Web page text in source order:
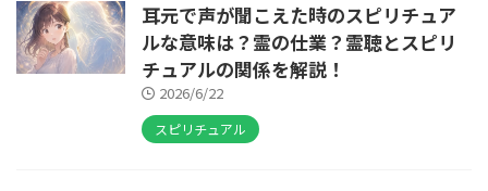
耳元で声が聞こえた時のスピリチュア
ルな意味は？霊の仕業？霊聴とスピリ
チュアルの関係を解説！
2026/6/22
スピリチュアル